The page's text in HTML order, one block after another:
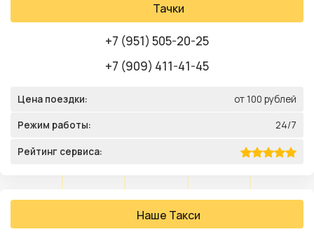
Тачки
+7 (951) 505-20-25
+7 (909) 411-41-45
Цена поездки: от 100 рублей
Режим работы: 24/7
Рейтинг сервиса:
Наше Такси